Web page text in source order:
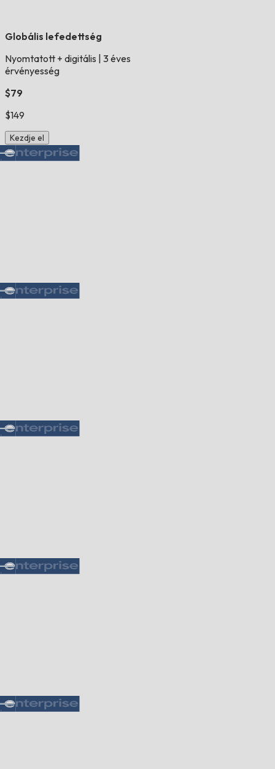
Globális lefedettség
Nyomtatott + digitális 3 éves
érvényesség
$79
$149
Kezdje el